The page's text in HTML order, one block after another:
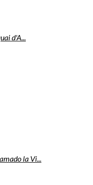
d'A...
la Vi...